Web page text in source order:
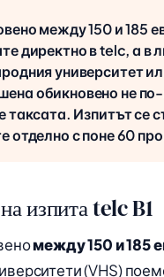
между 150 и 185
директно в telc, а в
университет
обикновено не
таксата. Изпитът се
отделно с поне 60
изпита telc B1
между 150 и 185
(VHS)